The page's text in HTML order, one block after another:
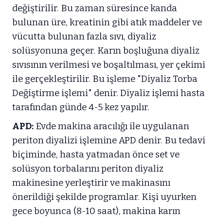
değiştirilir. Bu zaman süresince kanda
bulunan üre, kreatinin gibi atık maddeler ve
vücutta bulunan fazla sıvı, diyaliz
solüsyonuna geçer. Karın boşluğuna diyaliz
sıvısının verilmesi ve boşaltılması, yer çekimi
ile gerçekleştirilir. Bu işleme "Diyaliz Torba
Değiştirme işlemi" denir. Diyaliz işlemi hasta
tarafından günde 4-5 kez yapılır.
APD: Evde makina aracılığı ile uygulanan
periton diyalizi işlemine APD denir. Bu tedavi
biçiminde, hasta yatmadan önce set ve
solüsyon torbalarını periton diyaliz
makinesine yerleştirir ve makinasını
önerildiği şekilde programlar. Kişi uyurken
gece boyunca (8-10 saat), makina karın